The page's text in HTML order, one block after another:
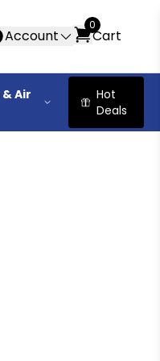
Account
0
Cart
Air
Hot
Deals